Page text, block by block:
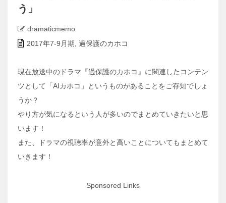
う」
dramaticmemo
2017年7-9月期 過保護のカホコ
現在放送中のドラマ『過保護のカホコ』に関連したコンテン
ツとして「AIカホコ」というものがあることをご存知でしょ
うか？
やり方が気になるという人が多いのでまとめていきたいと思
います！
また、ドラマの視聴率が意外と高いことについてもまとめて
いきます！
Sponsored Links